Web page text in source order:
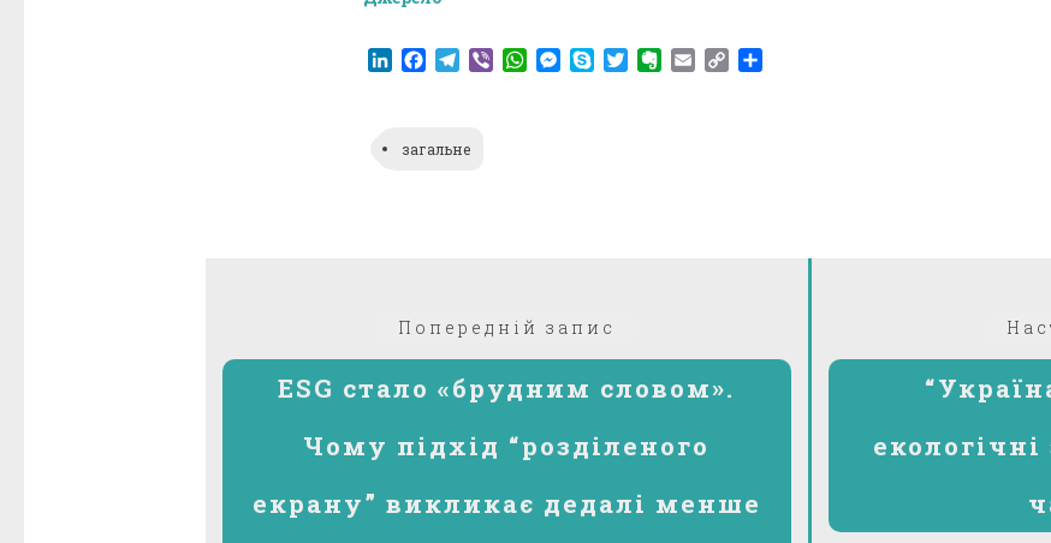
LinkedIn
Facebook
Telegram
ViberWhatsApp
Messenger
SkypeTwitterEvernote
EmailCopy
загальне
Попередній запис
ESG стало «брудним словом».
Чому підхід “розділеного
екрану” викликає дедалі менше